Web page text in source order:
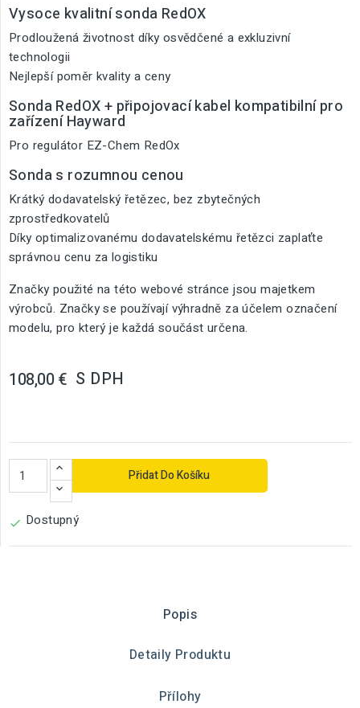
Vysoce kvalitní sonda RedOX
Prodloužená životnost díky osvědčené a exkluzivní
technologii
Nejlepší poměr kvality a ceny
Sonda RedOX + připojovací kabel kompatibilní pro
zařízení Hayward
Pro regulátor EZ-Chem RedOx
Sonda s rozumnou cenou
Krátký dodavatelský řetězec, bez zbytečných
zprostředkovatelů
Díky optimalizovanému dodavatelskému řetězci zaplaťte
správnou cenu za logistiku
Značky použité na této webové stránce jsou majetkem
výrobců. Značky se používají výhradně za účelem označení
modelu, pro který je každá součást určena.
108,00 € S DPH
Přidat Do Košíku
 Dostupný
Popis
Detaily Produktu
Přílohy